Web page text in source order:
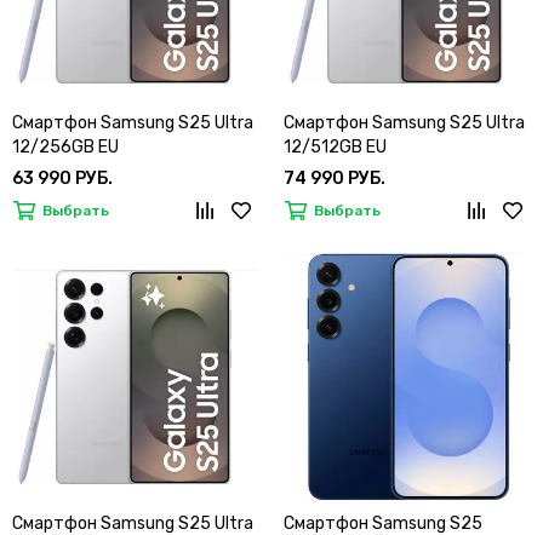
Смартфон Samsung S25 Ultra
12/256GB EU
63 990 РУБ.
Выбрать
Смартфон Samsung S25 Ultra
12/512GB EU
74 990 РУБ.
Выбрать
Смартфон Samsung S25 Ultra
Смартфон Samsung S25